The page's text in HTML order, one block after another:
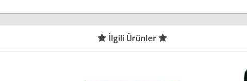
İlgili Ürünler